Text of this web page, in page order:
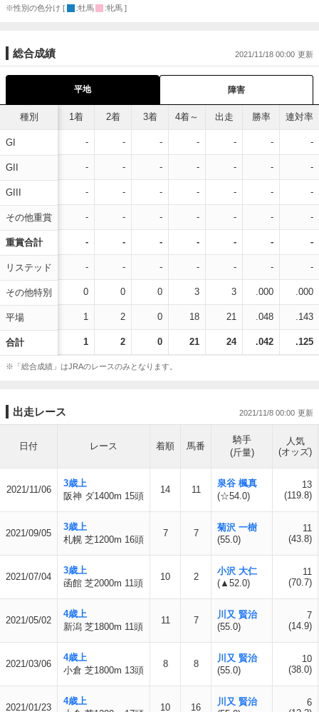
※性別の色分け [ :牡馬 :牝馬 ]
総合成績 2021/11/18 00:00
平地 障害
種別
GI
GII
GIII
その他重賞
重賞合計
リステッド
その他特別
平場
合計
1着 2着 3着 4着～ 出走 勝率 連対率
- - - - - - -
- - - - - - -
- - - - - - -
- - - - - - -
- - - - - - -
- - - - - - -
0 0 0 3 3 .000 .000
1 2 0 18 21 .048 .143
1 2 0 21 24 .042 .125
※「総合成績」はJRAのレースのみとなります。
出走レース 2021/11/8 00:00
日付 レース 着順 馬番
騎手
(斤量)
人気
(オッズ)
2021/11/06
3歳上
阪神 ダ1400m 15頭
14 11
泉谷 楓真
(☆54.0)
13
(119.8)
2021/09/05
3歳上
札幌 芝1200m 16頭
7 7
菊沢 一樹
(55.0)
11
(43.8)
2021/07/04
3歳上
函館 芝2000m 11頭
10 2
小沢 大仁
(▲52.0)
11
(70.7)
2021/05/02
4歳上
新潟 芝1800m 11頭
11 7
川又 賢治
(55.0)
7
(14.9)
2021/03/06
4歳上
小倉 芝1800m 13頭
8 8
川又 賢治
(55.0)
10
(38.0)
2021/01/23
4歳上
10 16
川又 賢治
6